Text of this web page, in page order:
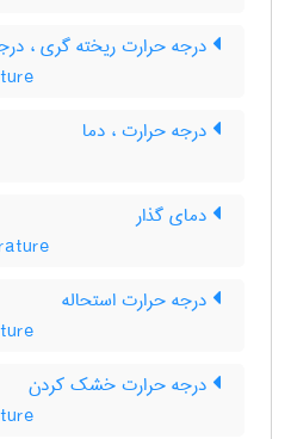
درجه حرارت ریخته گری ،
درجه حرارت ، دما
دمای گذار
درجه حرارت استحاله
درجه حرارت خشک کردن